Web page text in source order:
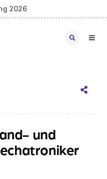
2026
und